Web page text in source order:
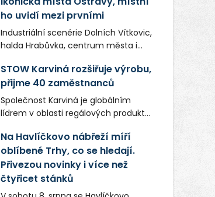
ho uvidí mezi prvními
Industriální scenérie Dolních Vítkovic,
halda Hrabůvka, centrum města i
v novém filmu Bojovník, který vstoupí
do kin už 13. srpna. Režiséři Vojtěch
Frič a Tomáš Dianiška si
moravskoslezskou metropoli
nevybrali náhodou – její syrová
atmosféra se stala přirozenou
součástí příběhu bývalého
boxerského šampiona Hoffa (Milan
Ondrík), jenž se po letech vrací do
světa vrcholových zápasů, tentokrát
STOW Karviná rozšiřuje výrobu,
přijme 40 zaměstnanců
Společnost Karviná je globálním
lídrem v oblasti regálových produktů
zaměstnavatelem na Karvinsku a
firmou s obrovským potenciálem.
Na Havlíčkovo nábřeží míří
oblíbené Trhy, co se hledají.
Přivezou novinky i více než
čtyřicet stánků